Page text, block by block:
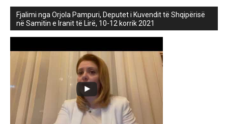
Fjalimi nga Orjola Pampuri, Deputet i Kuvendit të Shqipërisë
në Samitin e Iranit të Lirë, 10-12 korrik 2021